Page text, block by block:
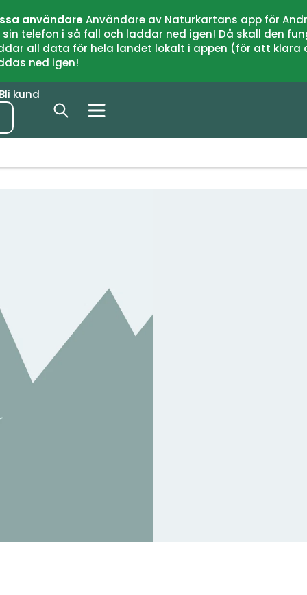
användareAnvändare av Naturkartans app för
telefon i så fall och laddar ned igen! Då skall den
all data för hela landet lokalt i appen (för att
ned igen!
Bli kund